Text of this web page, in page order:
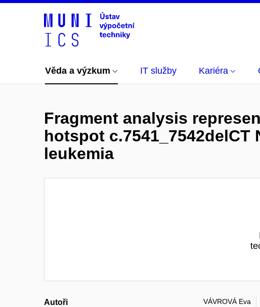
Věda a výzkum IT služby Kariéra
Fragment analysis
hotspot
leukemia
Autoři VÁVROVÁ Eva